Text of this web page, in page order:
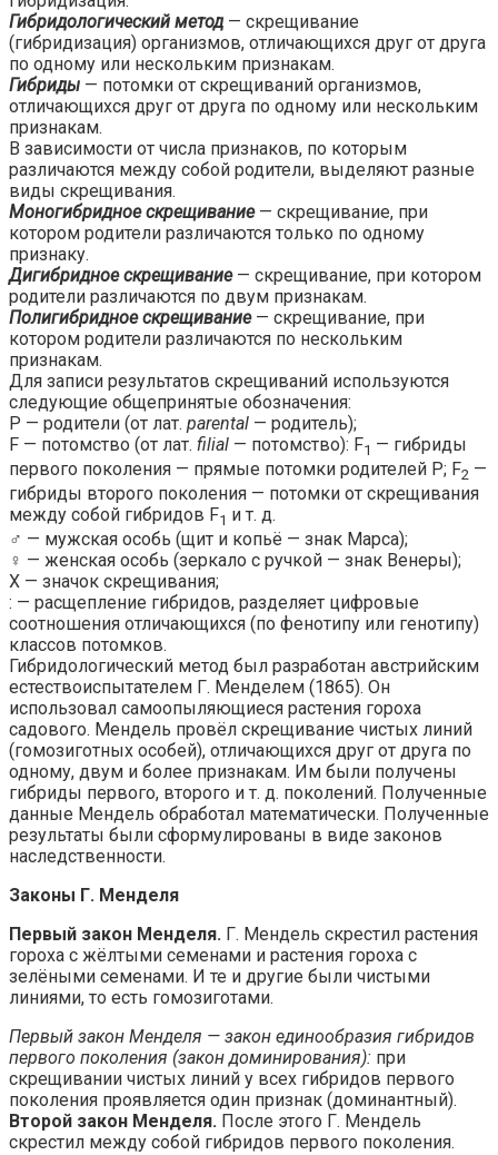
Гибридологический метод — скрещивание
(гибридизация) организмов, отличающихся друг от друга
по одному или нескольким признакам.
Гибриды — потомки от скрещиваний организмов,
отличающихся друг от друга по одному или нескольким
признакам.
В зависимости от числа признаков, по которым
различаются между собой родители, выделяют разные
виды скрещивания.
Моногибридное скрещивание— скрещивание, при
котором родители различаются только по одному
признаку.
Дигибридное скрещивание— скрещивание, при котором
родители различаются по двум признакам.
Полигибридное скрещивание— скрещивание, при
котором родители различаются по нескольким
признакам.
Для записи результатов скрещиваний используются
следующие общепринятые обозначения:
Р — родители (от лат. parental — родитель);
F — потомство (от лат. filial — потомство): F1 — гибриды
первого поколения — прямые потомки родителей Р; F2 —
гибриды второго поколения — потомки от скрещивания
между собой гибридов F1 и т. д.
♂ — мужская особь (щит и копьё — знак Марса);
♀ — женская особь (зеркало с ручкой — знак Венеры);
X — значок скрещивания;
: — расщепление гибридов, разделяет цифровые
соотношения отличающихся (по фенотипу или генотипу)
классов потомков.
Гибридологический метод был разработан австрийским
естествоиспытателем Г. Менделем (1865). Он
использовал самоопыляющиеся растения гороха
садового. Мендель провёл скрещивание чистых линий
(гомозиготных особей), отличающихся друг от друга по
одному, двум и более признакам. Им были получены
гибриды первого, второго и т. д. поколений. Полученные
данные Мендель обработал математически. Полученные
результаты были сформулированы в виде законов
наследственности.
Законы Г. Менделя
Первый закон Менделя. Г. Мендель скрестил растения
гороха с жёлтыми семенами и растения гороха с
зелёными семенами. И те и другие были чистыми
линиями, то есть гомозиготами.
Первый закон Менделя — закон единообразия гибридов
первого поколения (закон доминирования): при
скрещивании чистых линий у всех гибридов первого
поколения проявляется один признак (доминантный).
Второй закон Менделя. После этого Г. Мендель
скрестил между собой гибридов первого поколения.